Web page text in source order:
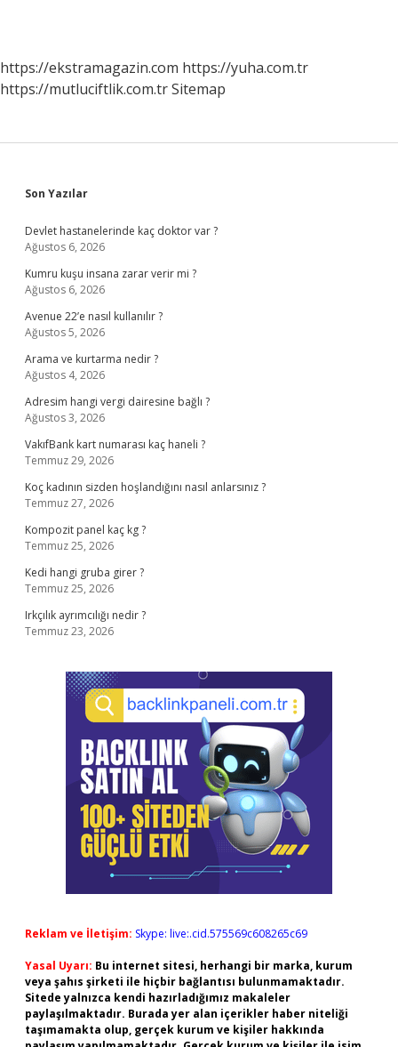
https://ekstramagazin.com https://yuha.com.tr
https://mutluciftlik.com.trSitemap
Sidebar
Son Yazılar
Devlet hastanelerinde kaç doktor var ?
Ağustos 6, 2026
Kumru kuşu insana zarar verir mi ?
Ağustos 6, 2026
Avenue 22’e nasıl kullanılır ?
Ağustos 5, 2026
Arama ve kurtarma nedir ?
Ağustos 4, 2026
Adresim hangi vergi dairesine bağlı ?
Ağustos 3, 2026
VakıfBank kart numarası kaç haneli ?
Temmuz 29, 2026
Koç kadının sizden hoşlandığını nasıl anlarsınız ?
Temmuz 27, 2026
Kompozit panel kaç kg ?
Temmuz 25, 2026
Kedi hangi gruba girer ?
Temmuz 25, 2026
Irkçılık ayrımcılığı nedir ?
Temmuz 23, 2026
Reklam ve İletişim: Skype: live:.cid.575569c608265c69
Yasal Uyarı: Bu internet sitesi, herhangi bir marka, kurum
veya şahıs şirketi ile hiçbir bağlantısı bulunmamaktadır.
Sitede yalnızca kendi hazırladığımız makaleler
paylaşılmaktadır. Burada yer alan içerikler haber niteliği
taşımamakta olup, gerçek kurum ve kişiler hakkında